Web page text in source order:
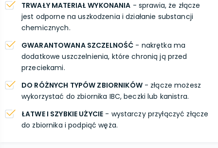
TRWAŁY MATERIAŁ WYKONANIA - sprawia, że złącze
jest odporne na uszkodzenia i działanie substancji
chemicznych.
GWARANTOWANA SZCZELNOŚĆ - nakrętka ma
dodatkowe uszczelnienia, które chronią ją przed
przeciekami.
DO RÓŻNYCH TYPÓW ZBIORNIKÓW- złącze możesz
wykorzystać do zbiornika IBC, beczki lub kanistra.
ŁATWE I SZYBKIE UŻYCIE - wystarczy przyłączyć złącze
do zbiornika i podpiąć węża.